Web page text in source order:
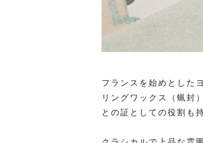
フランスを始めとした
リングワックス（蝋封
との証としての役割も